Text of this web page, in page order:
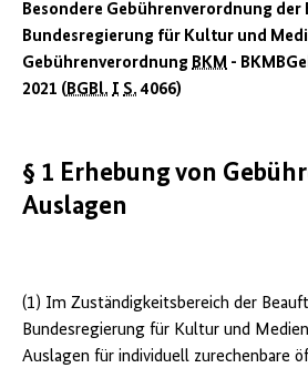
Besondere Gebührenverordnung
Bundesregierung für Kultur und
Gebührenverordnung BKM -
2021 ( BGBl. I S.4066)
§ 1 Erhebung von
Auslagen
(1) Im Zuständigkeitsbereich der
Bundesregierung für Kultur und
Auslagen für individuell zurechenbare